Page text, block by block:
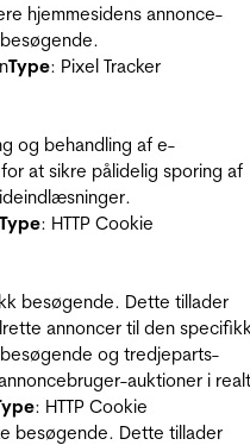
hjemmesidens annonce-
Type: Pixel Tracker
og behandling af e-
at sikre pålidelig sporing af
Type: HTTP Cookie
besøgende. Dette tillader
annoncer til den
og tredjeparts-
auktioner i
: HTTP Cookie
besøgende. Dette tillader